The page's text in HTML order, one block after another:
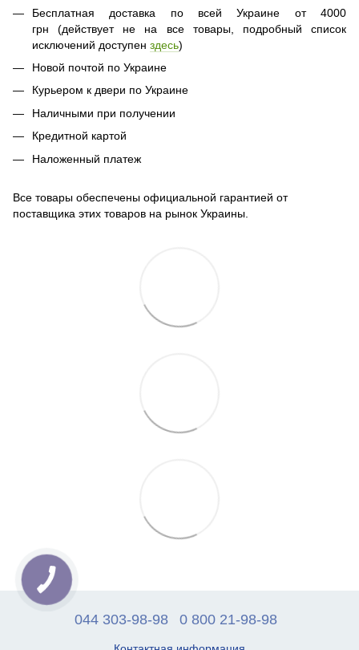
Бесплатная доставка по всей Украине от 4000
грн (действует не на все товары, подробный список
исключений доступен здесь)
Новой почтой по Украине
Курьером к двери по Украине
Наличными при получении
Кредитной картой
Наложенный платеж
Все товары обеспечены официальной гарантией от
поставщика этих товаров на рынок Украины.
044 303-98-98 0 800 21-98-98